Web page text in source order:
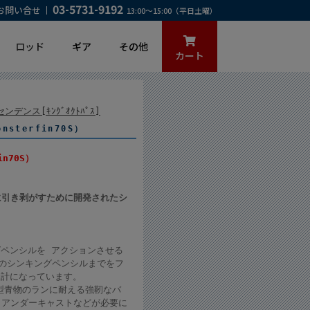
問い合せ 03-5731-9192 13:00～15:00（平日土曜）
ロッド ギア その他
カート
ンデンス[ｷﾝｸﾞｵｸﾄﾊﾟｽ]
）
）
き剥がすために開発されたシ
ンシルを アクションさせる
ンキングペンシルまでをフ
になっています。
物のランに耐える強靭なバ
ンダーキャストなどが必要に